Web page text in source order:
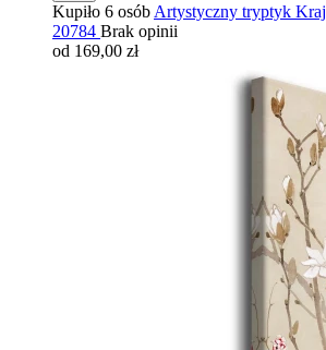
Kupiło 6 osób Artystyczny tryptyk
20784 Brak opinii
od 169,00 zł